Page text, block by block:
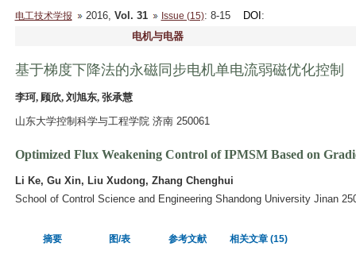
电工技术学报 2016, Vol. 31 Issue (15): 8-15 DOI :
电机与电器
基于梯度下降法的永磁同步电机单电流弱磁优化控制
李珂, 顾欣, 刘旭东, 张承慧
山东大学控制科学与工程学院 济南 250061
Optimized Flux Weakening Control of IPMSM Based on
Li Ke, Gu Xin, Liu Xudong, Zhang Chenghui
School of Control Science and Engineering Shandong University Jinan
摘要 图/表 参考文献 相关文章 (15)